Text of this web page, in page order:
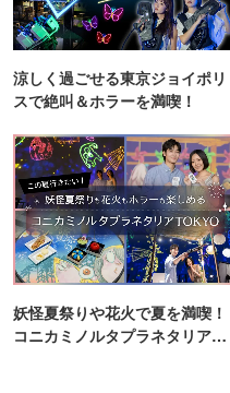
涼しく過ごせる東京ジョイポリ
スで絶叫＆ホラーを満喫！
妖怪夏祭りや花火で夏を満喫！
コニカミノルタプラネタリア